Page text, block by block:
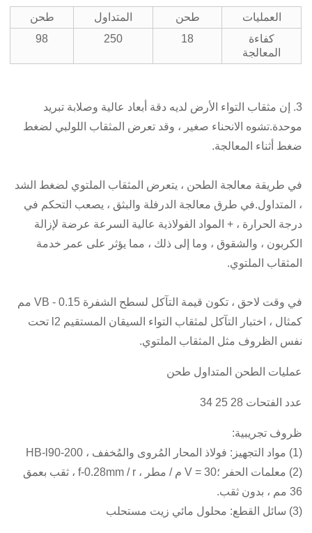
العمليات طحن المتداول
طحن
كفاءة
المعالجة
18
250
98
3. إن مثقاب التواء الأرض لديه دقة أبعاد عالية وصلابة تبريد
موحدة.تشوه الانحناء صغير ، وقد تعرض المثقاب اللولبي لضغط
ضغط أثناء المعالجة.
في طريقة معالجة الطحن ، يتعرض المثقاب الملتوي لضغط الشد
، المتداول.في طرق معالجة الدرفلة والبثق ، يصعب التحكم في
درجة الحرارة ، + المواد الفولاذية عالية السرعة عرضة لإزالة
الكربون ، والشقوق ، وما إلى ذلك ، مما يؤثر على عمر خدمة
المثقاب الملتوي.
في وقت لاحق ، تكون قيمة التآكل لسطح الشفرة VB - 0.15 مم
كمثال ، اختبار التآكل لمثقاب التواء السيقان المستقيم l2 تحت
نفس الظروف مثل المثقاب الملتوي.
عمليات الطحن المتداول طحن
عدد الفتحات 28 25 34
ظروف تجريبية:
(1) مواد التجهيز: فولاذ المحار المُروى والمُخفف ، HB-l90-200
(2) معلمات الحفر ؛V = 30 م / مطر ، f-0.28mm / r ، ثقب بعمق
36 مم ، بدون ثقب.
(3) سائل القطع: محلول مائي زيت مستحلب